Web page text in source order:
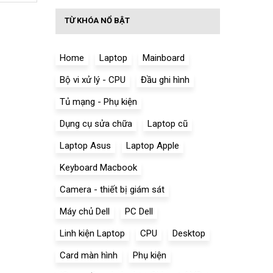
TỪ KHÓA NỔ BẬT
Home Laptop
Mainboard
Bộ vi xử lý - CPU
Đầu ghi hình
Tủ mạng - Phụ kiện
Dụng cụ sửa chữa
Laptop cũ
Laptop Asus
Laptop Apple
Keyboard Macbook
Camera - thiết bị giám sát
Máy chủ Dell
PC Dell
Linh kiện Laptop
CPU
Desktop
Card màn hình
Phụ kiện